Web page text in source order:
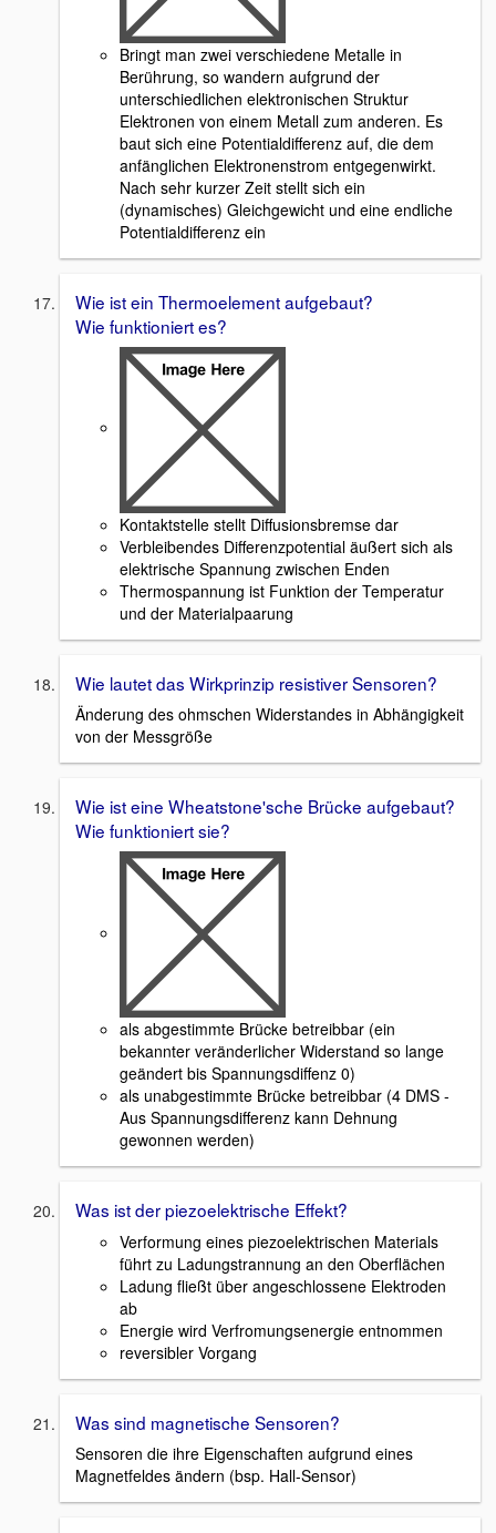
Bringt man zwei verschiedene Metalle in
Berührung, so wandern aufgrund der
unterschiedlichen elektronischen Struktur
Elektronen von einem Metall zum anderen. Es
baut sich eine Potentialdifferenz auf, die dem
anfänglichen Elektronenstrom entgegenwirkt.
Nach sehr kurzer Zeit stellt sich ein
(dynamisches) Gleichgewicht und eine endliche
Potentialdifferenz ein
Wie ist ein Thermoelement aufgebaut?
Wie funktioniert es?
Kontaktstelle stellt Diffusionsbremse dar
Verbleibendes Differenzpotential äußert sich als
elektrische Spannung zwischen Enden
Thermospannung ist Funktion der Temperatur
und der Materialpaarung
Wie lautet das Wirkprinzip resistiver Sensoren?
Änderung des ohmschen Widerstandes in Abhängigkeit
von der Messgröße
Wie ist eine Wheatstone'sche Brücke aufgebaut?
Wie funktioniert sie?
als abgestimmte Brücke betreibbar (ein
bekannter veränderlicher Widerstand so lange
geändert bis Spannungsdiffenz 0)
als unabgestimmte Brücke betreibbar (4 DMS -
Aus Spannungsdifferenz kann Dehnung
gewonnen werden)
Was ist der piezoelektrische Effekt?
Verformung eines piezoelektrischen Materials
führt zu Ladungstrannung an den Oberflächen
Ladung fließt über angeschlossene Elektroden
ab
Energie wird Verfromungsenergie entnommen
reversibler Vorgang
Was sind magnetische Sensoren?
Sensoren die ihre Eigenschaften aufgrund eines
Magnetfeldes ändern (bsp. Hall-Sensor)